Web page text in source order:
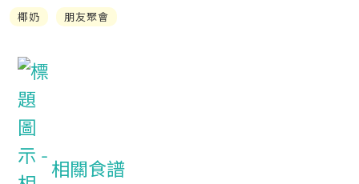
椰奶
朋友聚會
相關食譜